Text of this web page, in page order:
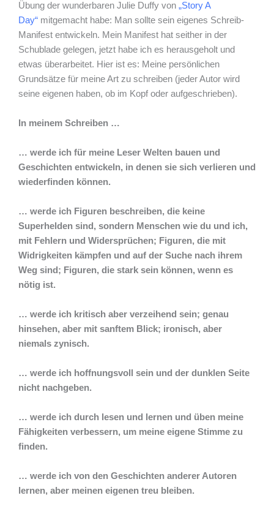
Übung der wunderbaren Julie Duffy von „Story A
Day“ mitgemacht habe: Man sollte sein eigenes Schreib-
Manifest entwickeln. Mein Manifest hat seither in der
Schublade gelegen, jetzt habe ich es herausgeholt und
etwas überarbeitet. Hier ist es: Meine persönlichen
Grundsätze für meine Art zu schreiben (jeder Autor wird
seine eigenen haben, ob im Kopf oder aufgeschrieben).
In meinem Schreiben …
… werde ich für meine Leser Welten bauen und
Geschichten entwickeln, in denen sie sich verlieren und
wiederfinden können.
… werde ich Figuren beschreiben, die keine
Superhelden sind, sondern Menschen wie du und ich,
mit Fehlern und Widersprüchen; Figuren, die mit
Widrigkeiten kämpfen und auf der Suche nach ihrem
Weg sind; Figuren, die stark sein können, wenn es
nötig ist.
… werde ich kritisch aber verzeihend sein; genau
hinsehen, aber mit sanftem Blick; ironisch, aber
niemals zynisch.
… werde ich hoffnungsvoll sein und der dunklen Seite
nicht nachgeben.
… werde ich durch lesen und lernen und üben meine
Fähigkeiten verbessern, um meine eigene Stimme zu
finden.
… werde ich von den Geschichten anderer Autoren
lernen, aber meinen eigenen treu bleiben.